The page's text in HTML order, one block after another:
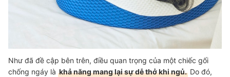
Như đã đề cập bên trên, điều quan trọng của một chiếc gối
chống ngáy là khả năng mang lại sự dễ thở khi ngủ. Do đó,